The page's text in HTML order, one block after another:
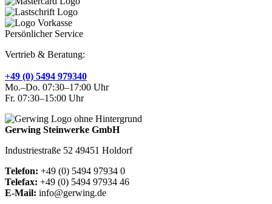
Persönlicher Service
Vertrieb & Beratung:
+49 (0) 5494 979340
Mo.–Do. 07:30–17:00 Uhr
Fr. 07:30–15:00 Uhr
Gerwing Steinwerke GmbH
Industriestraße 52 49451 Holdorf
Telefon: +49 (0) 5494 97934 0
Telefax: +49 (0) 5494 97934 46
E-Mail: info@gerwing.de